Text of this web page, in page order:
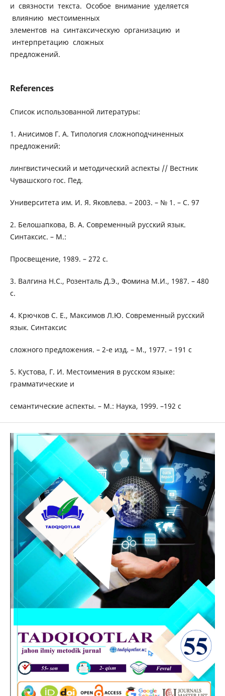
и связности текста. Особое внимание уделяется
влиянию местоименных
элементов на синтаксическую организацию и
интерпретацию сложных
предложений.
References
Список использованной литературы:
1. Анисимов Г. А. Типология сложноподчиненных
предложений:
лингвистический и методический аспекты // Вестник
Чувашского гос. Пед.
Университета им. И. Я. Яковлева. – 2003. – № 1. – С. 97
2. Белошапкова, В. А. Современный русский язык.
Синтаксис. – М.:
Просвещение, 1989. – 272 с.
3. Валгина Н.С., Розенталь Д.Э., Фомина М.И., 1987. – 480
с.
4. Крючков С. Е., Максимов Л.Ю. Современный русский
язык. Синтаксис
сложного предложения. – 2-е изд. – М., 1977. – 191 с
5. Кустова, Г. И. Местоимения в русском языке:
грамматические и
семантические аспекты. – М.: Наука, 1999. –192 с